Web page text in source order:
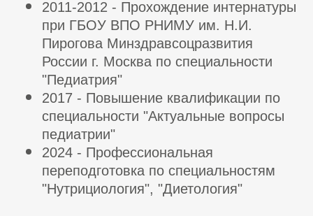
2011-2012 - Прохождение интернатуры
при ГБОУ ВПО РНИМУ им. Н.И.
Пирогова Минздравсоцразвития
России г. Москва по специальности
"Педиатрия"
2017 - Повышение квалификации по
специальности "Актуальные вопросы
педиатрии"
2024 - Профессиональная
переподготовка по специальностям
"Нутрициология", "Диетология"